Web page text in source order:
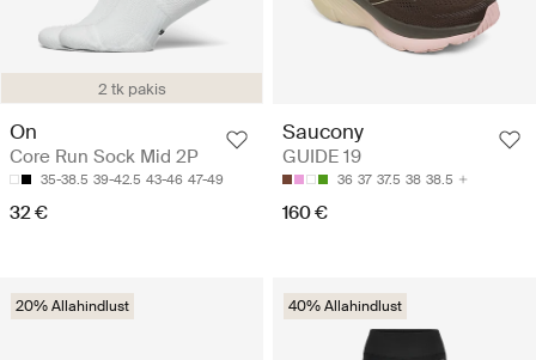
2 tk pakis
On
Core Run Sock Mid 2P
35-38.5 39-42.5 43-46 47-49
32 €
Saucony
GUIDE 19
36 37 37.5 38 38.5
160 €
20% Allahindlust 40% Allahindlust